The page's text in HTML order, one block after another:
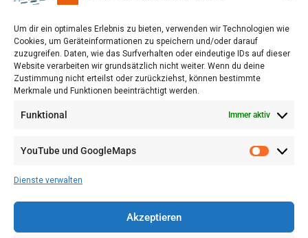
Um dir ein optimales Erlebnis zu bieten, verwenden wir Technologien wie
Cookies, um Geräteinformationen zu speichern und/oder darauf
zuzugreifen. Daten, wie das Surfverhalten oder eindeutige IDs auf dieser
Website verarbeiten wir grundsätzlich nicht weiter. Wenn du deine
Zustimmung nicht erteilst oder zurückziehst, können bestimmte
Merkmale und Funktionen beeinträchtigt werden.
Funktional Immer aktiv
YouTube und GoogleMaps
Dienste verwalten
Akzeptieren
VERWALTUNG